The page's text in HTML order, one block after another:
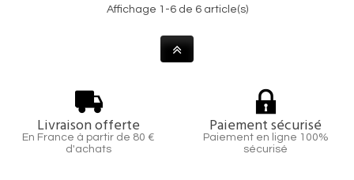
Affichage 1-6 de 6 article(s)
Livraison offerte
En France à partir de 80 €
d'achats
Paiement sécurisé
Paiement en ligne 100%
sécurisé